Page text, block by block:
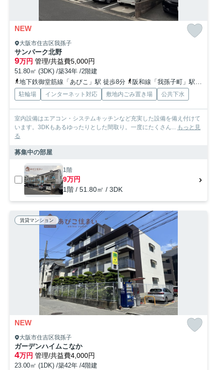
NEW
大阪市住吉区我孫子
サンパーク北野
9万円 管理/共益費5,000円
51.80㎡ (3DK) /築34年 /2階建
地下鉄御堂筋線「あびこ」駅 徒歩8分
阪和線「我孫子町」駅 徒歩6分
駐輪場 インターネット対応 敷地内ごみ置き場 公共下水
室内設備はエアコン・システムキッチンなど充実した設備を備え付けて
います。3DKもあるゆったりとした間取り。一度にたくさん... もっと見
る
募集中の部屋
1階
9万円
1階 / 51.80㎡ / 3DK
賃貸マンション
NEW
大阪市住吉区我孫子
ガーデンハイムこなか
4万円 管理/共益費4,000円
23.00㎡ (1DK) /築42年 /4階建